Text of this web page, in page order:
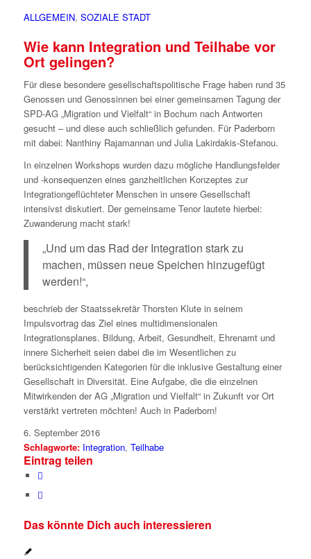
ALLGEMEIN, SOZIALE STADT
Wie kann Integration und Teilhabe vor
Ort gelingen?
Für diese besondere gesellschaftspolitische Frage haben rund 35
Genossen und Genossinnen bei einer gemeinsamen Tagung der
SPD-AG „Migration und Vielfalt“ in Bochum nach Antworten
gesucht – und diese auch schließlich gefunden. Für Paderborn
mit dabei: Nanthiny Rajamannan und Julia Lakirdakis-Stefanou.
In einzelnen Workshops wurden dazu mögliche Handlungsfelder
und -konsequenzen eines ganzheitlichen Konzeptes zur
Integrationgeflüchteter Menschen in unsere Gesellschaft
intensivst diskutiert. Der gemeinsame Tenor lautete hierbei:
Zuwanderung macht stark!
„Und um das Rad der Integration stark zu
machen, müssen neue Speichen hinzugefügt
werden!“,
beschrieb der Staatssekretär Thorsten Klute in seinem
Impulsvortrag das Ziel eines multidimensionalen
Integrationsplanes. Bildung, Arbeit, Gesundheit, Ehrenamt und
innere Sicherheit seien dabei die im Wesentlichen zu
berücksichtigenden Kategorien für die inklusive Gestaltung einer
Gesellschaft in Diversität. Eine Aufgabe, die die einzelnen
Mitwirkenden der AG „Migration und Vielfalt“ in Zukunft vor Ort
verstärkt vertreten möchten! Auch in Paderborn!
6. September 2016
Schlagworte: Integration, Teilhabe
Eintrag teilen
Das könnte Dich auch interessieren